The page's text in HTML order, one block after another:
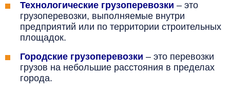
Технологические грузоперевозки – это
грузоперевозки, выполняемые внутри
предприятий или по территории строительных
площадок.
Городские грузоперевозки – это перевозки
грузов на небольшие расстояния в пределах
города.